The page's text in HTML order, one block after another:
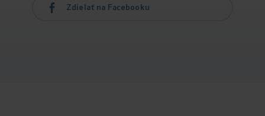
Zdielať na Facebooku